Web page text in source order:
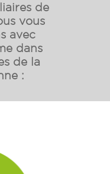
de
vous
avec
dans
de la
: